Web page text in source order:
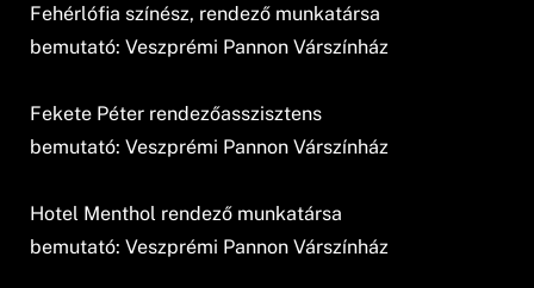
Fehérlófia színész, rendező munkatársa
bemutató: Veszprémi Pannon Várszínház
Fekete Péter rendezőasszisztens
bemutató: Veszprémi Pannon Várszínház
Hotel Menthol rendező munkatársa
bemutató: Veszprémi Pannon Várszínház